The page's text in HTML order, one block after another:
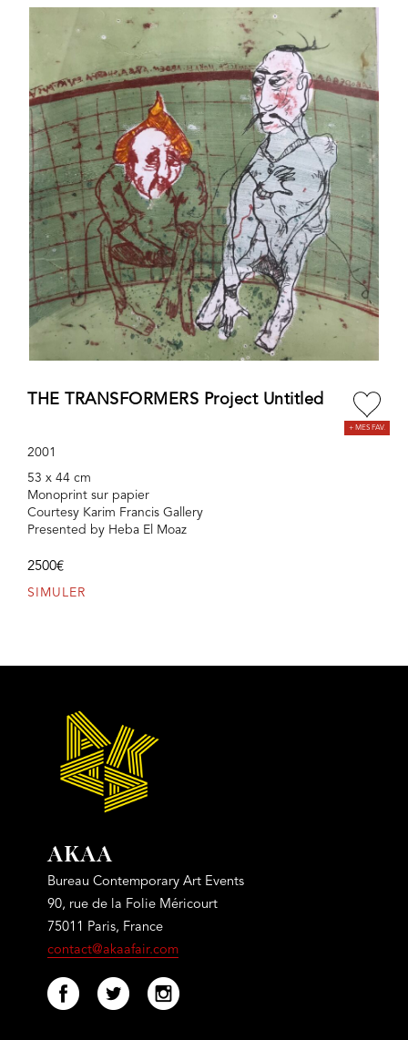
THE TRANSFORMERS Project Untitled
2001
53 x 44 cm
Monoprint sur papier
Courtesy Karim Francis Gallery
Presented by Heba El Moaz
2500€
SIMULER
AKAA
Bureau Contemporary Art Events
90, rue de la Folie Méricourt
75011 Paris, France
contact@akaafair.com